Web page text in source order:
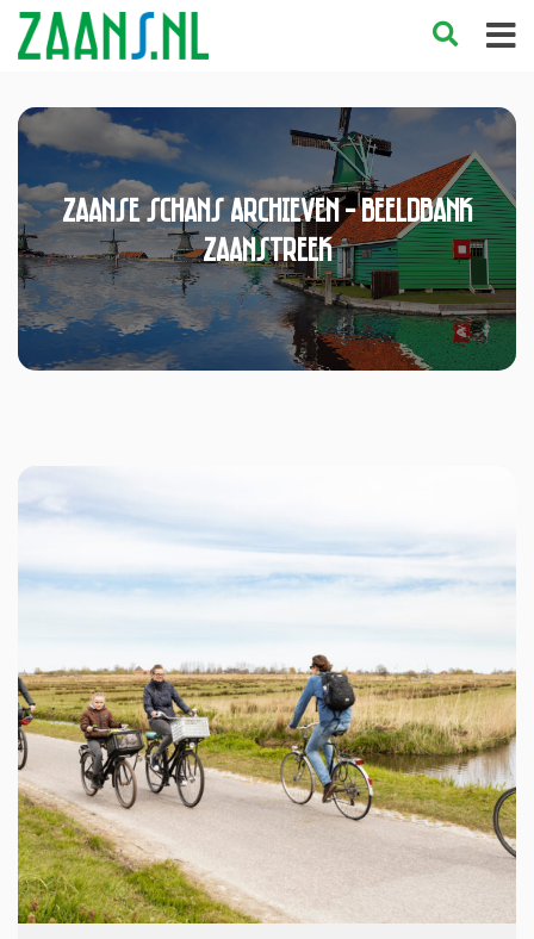
Zaanse Schans Archieven - Beeldbank
Zaanstreek